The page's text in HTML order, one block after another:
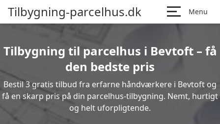
Tilbygning-parcelhus.dk Menu
Tilbygning til parcelhus i Bevtoft – få
den bedste pris
Bestil 3 gratis tilbud fra erfarne håndværkere i Bevtoft og
få en skarp pris på din parcelhus-tilbygning. Nemt, hurtigt
og helt uforpligtende.